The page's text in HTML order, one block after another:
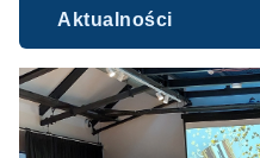
Aktualności